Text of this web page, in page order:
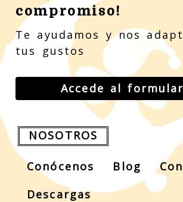
compromiso!
Te ayudamos y nos
tus gustos
Accede al
NOSOTROS
Conócenos Blog
Descargas